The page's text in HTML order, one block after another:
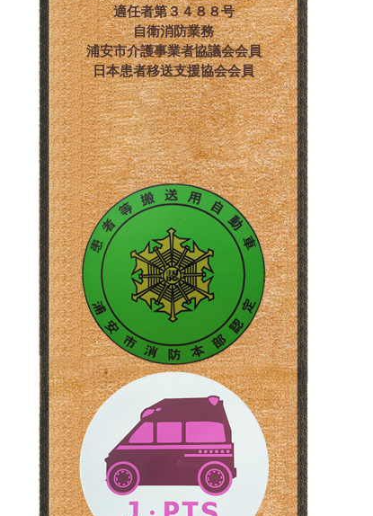
適任者第３４８８号
自衛消防業務
浦安市介護事業者協議会会員
日本患者移送支援協会会員